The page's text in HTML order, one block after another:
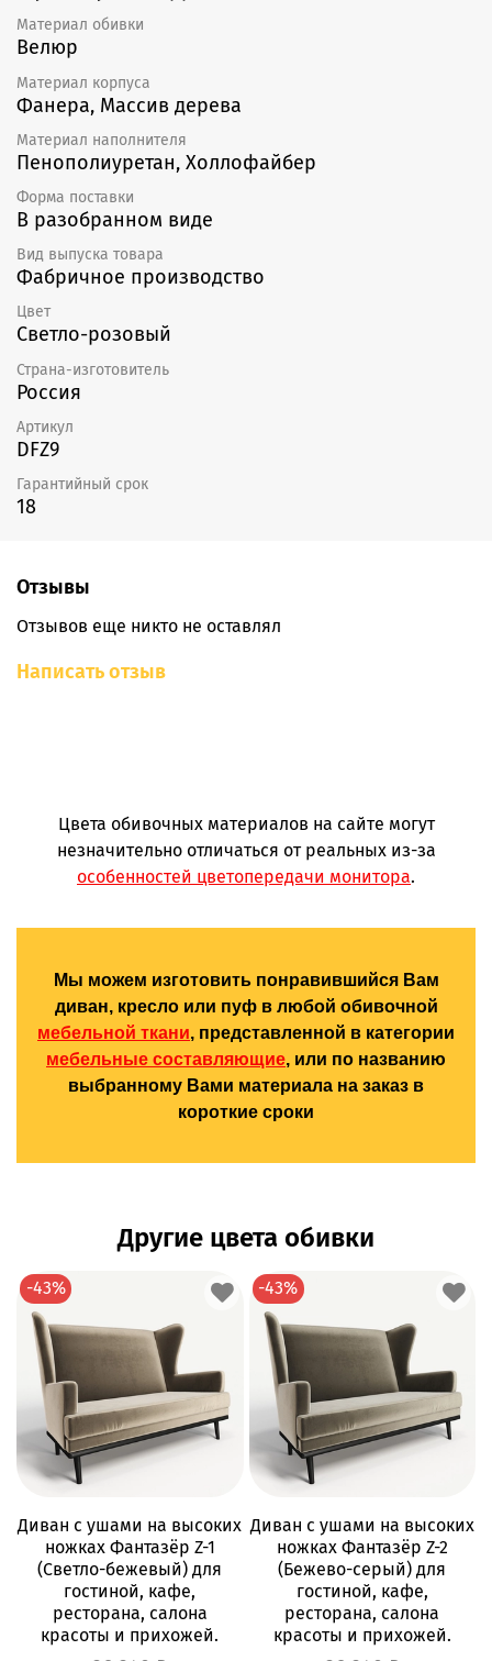
Материал обивки
Велюр
Материал корпуса
Фанера, Массив дерева
Материал наполнителя
Пенополиуретан, Холлофайбер
Форма поставки
В разобранном виде
Вид выпуска товара
Фабричное производство
Цвет
Светло-розовый
Страна-изготовитель
Россия
Артикул
DFZ9
Гарантийный срок
18
Отзывы
Отзывов еще никто не оставлял
Написать отзыв
Цвета обивочных материалов на сайте могут
незначительно отличаться от реальных из-за
особенностей цветопередачи монитора.
Мы можем изготовить понравившийся Вам
диван, кресло или пуф в любой обивочной
мебельной ткани, представленной в категории
мебельные составляющие, или по названию
выбранному Вами материала на заказ в
короткие сроки
Другие цвета обивки
-43%
Диван с ушами на высоких
ножках Фантазёр Z-1
(Светло-бежевый) для
гостиной, кафе,
ресторана, салона
красоты и прихожей.
-43%
Диван с ушами на высоких
ножках Фантазёр Z-2
(Бежево-серый) для
гостиной, кафе,
ресторана, салона
красоты и прихожей.